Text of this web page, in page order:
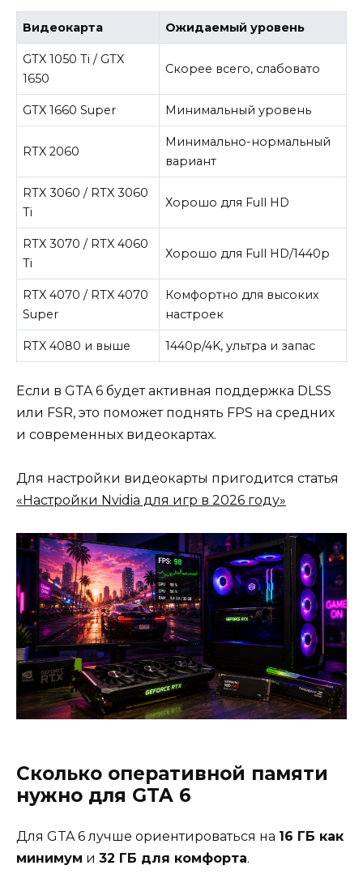
Видеокарта Ожидаемый уровень
GTX 1050 Ti / GTX
1650
Скорее всего, слабовато
GTX 1660 Super Минимальный уровень
RTX 2060
Минимально-нормальный
вариант
RTX 3060 / RTX 3060
Ti
Хорошо для Full HD
RTX 3070 / RTX 4060
Ti
Хорошо для Full HD/1440p
RTX 4070 / RTX 4070
Super
Комфортно для высоких
настроек
RTX 4080 и выше 1440p/4K, ультра и запас
Если в GTA 6 будет активная поддержка DLSS
или FSR, это поможет поднять FPS на средних
и современных видеокартах.
Для настройки видеокарты пригодится статья
«Настройки Nvidia для игр в 2026 году»
Сколько оперативной памяти
нужно для GTA 6
Для GTA 6 лучше ориентироваться на 16 ГБ как
минимум и 32 ГБ для комфорта.